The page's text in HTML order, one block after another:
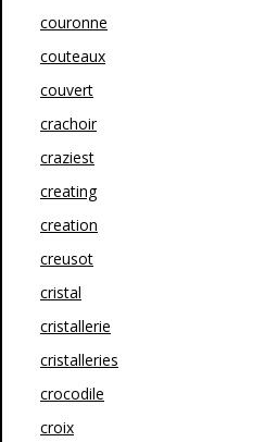
couronne
couteaux
couvert
crachoir
craziest
creating
creation
creusot
cristal
cristallerie
cristalleries
crocodile
croix